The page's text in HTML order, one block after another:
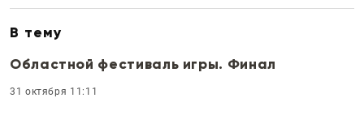
В тему
Областной фестиваль игры. Финал
31 октября 11:11